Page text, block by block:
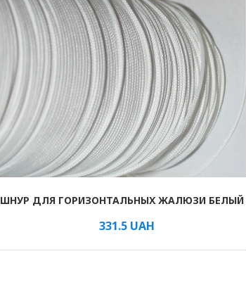
ШНУР ДЛЯ ГОРИЗОНТАЛЬНЫХ ЖАЛЮЗИ БЕЛЫЙ
331.5UAH
/мм В КОРЗИНУ